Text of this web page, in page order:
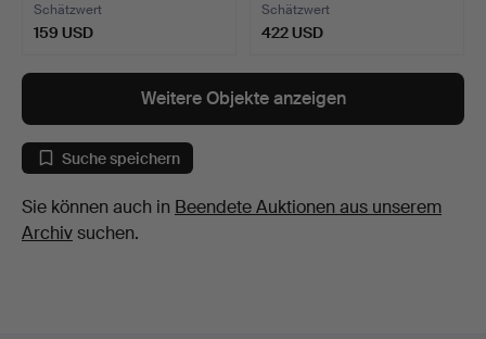
Schätzwert
159 USD
Schätzwert
422 USD
Weitere Objekte anzeigen
Suche speichern
Sie können auch in Beendete Auktionen aus unserem
Archivsuchen.